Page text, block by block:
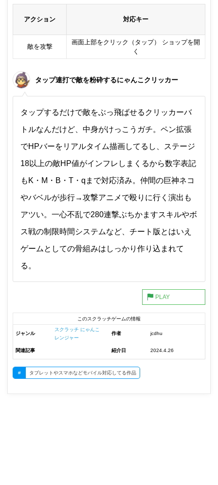
アクション 対応キー
敵を攻撃
画面上部をクリック（タップ） ショップを開
く
タップ連打で敵を粉砕するにゃんこクリッカー
タップするだけで敵をぶっ飛ばせるクリッカーバ
トルなんだけど、中身がけっこうガチ。ペン拡張
でHPバーをリアルタイム描画してるし、ステージ
18以上の敵HP値がインフレしまくるから数字表記
もK・M・B・T・qまで対応済み。仲間の巨神ネコ
やバベルが歩行→攻撃アニメで殴りに行く演出も
アツい。一心不乱で280連撃ぶちかますスキルやボ
ス戦の制限時間システムなど、チート版とはいえ
ゲームとしての骨組みはしっかり作り込まれて
る。
このスクラッチゲームの情報
ジャンル
スクラッチ にゃんこ
レンジャー
作者 jcdhu
関連記事 紹介日 2024.4.26
# タブレットやスマホなどモバイル対応してる作品